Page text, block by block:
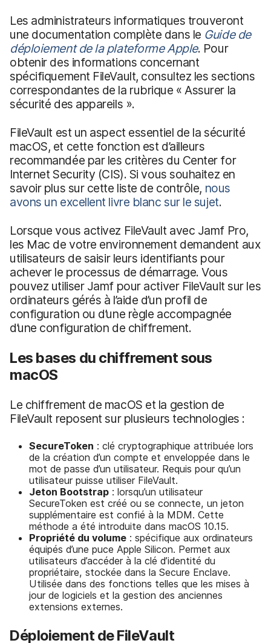
Les administrateurs informatiques trouveront
une documentation complète dans le Guide de
déploiement de la plateforme Apple. Pour
obtenir des informations concernant
spécifiquement FileVault, consultez les sections
correspondantes de la rubrique « Assurer la
sécurité des appareils ».
FileVault est un aspect essentiel de la sécurité
macOS, et cette fonction est d’ailleurs
recommandée par les critères du Center for
Internet Security (CIS). Si vous souhaitez en
savoir plus sur cette liste de contrôle, nous
avons un excellent livre blanc sur le sujet.
Lorsque vous activez FileVault avec Jamf Pro,
les Mac de votre environnement demandent aux
utilisateurs de saisir leurs identifiants pour
achever le processus de démarrage. Vous
pouvez utiliser Jamf pour activer FileVault sur les
ordinateurs gérés à l’aide d’un profil de
configuration ou d’une règle accompagnée
d’une configuration de chiffrement.
Les bases du chiffrement sous
macOS
Le chiffrement de macOS et la gestion de
FileVault reposent sur plusieurs technologies :
SecureToken : clé cryptographique attribuée lors
de la création d’un compte et enveloppée dans le
mot de passe d’un utilisateur. Requis pour qu’un
utilisateur puisse utiliser FileVault.
Jeton Bootstrap : lorsqu’un utilisateur
SecureToken est créé ou se connecte, un jeton
supplémentaire est confié à la MDM. Cette
méthode a été introduite dans macOS 10.15.
Propriété du volume : spécifique aux ordinateurs
équipés d’une puce Apple Silicon. Permet aux
utilisateurs d’accéder à la clé d’identité du
propriétaire, stockée dans la Secure Enclave.
Utilisée dans des fonctions telles que les mises à
jour de logiciels et la gestion des anciennes
extensions externes.
Déploiement de FileVault